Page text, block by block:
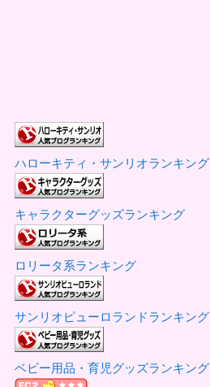
ハローキティ・サンリオランキング
キャラクターグッズランキング
ロリータ系ランキング
サンリオピューロランドランキング
ベビー用品・育児グッズランキング